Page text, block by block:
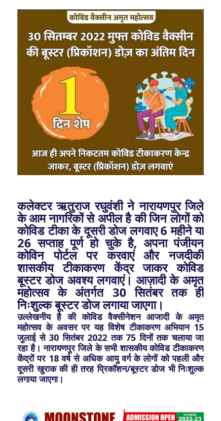
कलेक्टर ऋतुराज रघुवंशी ने नारायणपुर जिले
के आम नागरिकों से अपील है की जिन लोगों को
कोविड टीका के दूसरी डोज लगवाए 6 महीने या
26 सप्ताह पूर्ण हो चुके है, अपना पंजीयन
कोविन पोर्टल पर करवाएं और नजदीकी
शासकीय टीकाकरण केंद्र जाकर कोविड
बूस्टर डोज अवश्य लगवाएं। आज़ादी के अमृत
महोत्सव के अंतर्गत 30 सितंबर तक ही
निःशुल्क बूस्टर डोज लगाया जाएगा।
उल्लेखनीय है की कोविड वैक्सीनेशन आजादी के अमृत
महोत्सव के अवसर पर यह विशेष टीकाकरण अभियान 15
जुलाई से 30 सितंबर 2022 तक 75 दिनों तक चलाया जा
रहा है। नारायणपुर जिले के सभी शासकीय कोविड टीकाकरण
केंद्रों पर 18 वर्ष से अधिक आयु वर्ग के लोगों को पहली और
दूसरी खुराक की ही तरह प्रिकॉशन/बूस्टर डोज भी निःशुल्क
लगाया जाएगा।